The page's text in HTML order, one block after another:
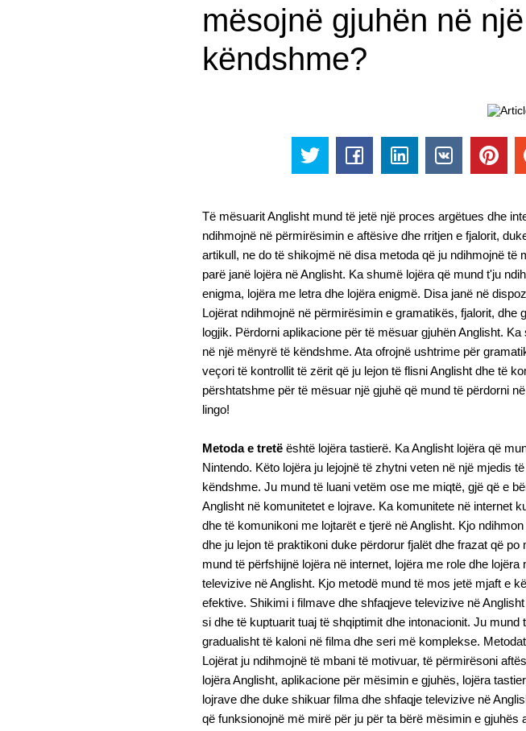
mësojnë gjuhën në
këndshme?
Të mësuarit Anglisht mund të jetë një proces argëtues dhe
ndihmojnë në përmirësimin e aftësive dhe rritjen e fjalorit,
artikull, ne do të shikojmë në disa metoda që ju ndihmojnë
parë janë lojëra në Anglisht. Ka shumë lojëra që mund t'ju
enigma, lojëra me letra dhe lojëra enigmë. Disa janë në
Lojërat ndihmojnë në përmirësimin e gramatikës, fjalorit, dhe
logjik. Përdorni aplikacione për të mësuar gjuhën Anglisht.
në një mënyrë të këndshme. Ata ofrojnë ushtrime për
veçori të kontrollit të zërit që ju lejon të flisni Anglisht dhe të
përshtatshme për të mësuar një gjuhë që mund të përdorni
lingo!
Metoda e tretë është lojëra tastierë. Ka Anglisht lojëra që
Nintendo. Këto lojëra ju lejojnë të zhytni veten në një mjedis
këndshme. Ju mund të luani vetëm ose me miqtë, gjë që e
Anglisht në komunitetet e lojrave. Ka komunitete në internet
dhe të komunikoni me lojtarët e tjerë në Anglisht. Kjo
dhe ju lejon të praktikoni duke përdorur fjalët dhe frazat që
mund të përfshijnë lojëra në internet, lojëra me role dhe
televizive në Anglisht. Kjo metodë mund të mos jetë mjaft e
efektive. Shikimi i filmave dhe shfaqjeve televizive në
si dhe të kuptuarit tuaj të shqiptimit dhe intonacionit. Ju
gradualisht të kaloni në filma dhe seri më komplekse.
Lojërat ju ndihmojnë të mbani të motivuar, të përmirësoni
lojëra Anglisht, aplikacione për mësimin e gjuhës, lojëra
lojrave dhe duke shikuar filma dhe shfaqje televizive në
që funksionojnë më mirë për ju për ta bërë mësimin e gjuhës